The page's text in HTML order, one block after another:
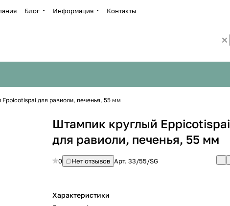
Блог Информация Контакты
для равиоли, печенья, 55 мм
Штампик круглый Eppicotispai
для равиоли, печенья, 55 мм
0 Нет отзывов Арт.33/55/SG
Характеристики